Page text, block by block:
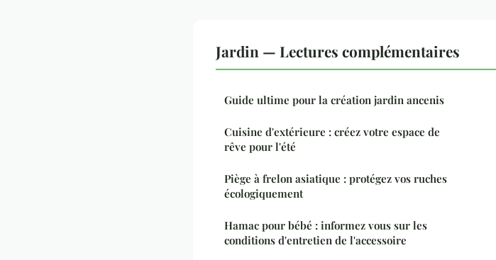
Jardin — Lectures complémentaires
Guide ultime pour la création jardin ancenis
Cuisine d'extérieure : créez votre espace de
rêve pour l'été
Piège à frelon asiatique : protégez vos ruches
écologiquement
Hamac pour bébé : informez vous sur les
conditions d'entretien de l'accessoire